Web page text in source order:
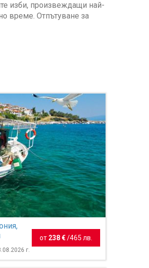
изби, произвеждащи най-
време. Отпътуване за
г.
от 238 € /465 лв.